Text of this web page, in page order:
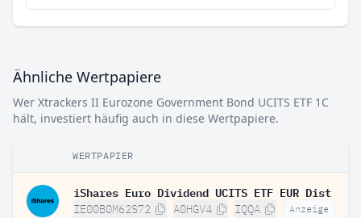
Ähnliche Wertpapiere
Wer Xtrackers II Eurozone Government Bond UCITS ETF 1C
hält, investiert häufig auch in diese Wertpapiere.
WERTPAPIER
iShares Euro Dividend UCITS ETF EUR Dist
IE00B0M62S72 A0HGV4 IQQA Anzeige